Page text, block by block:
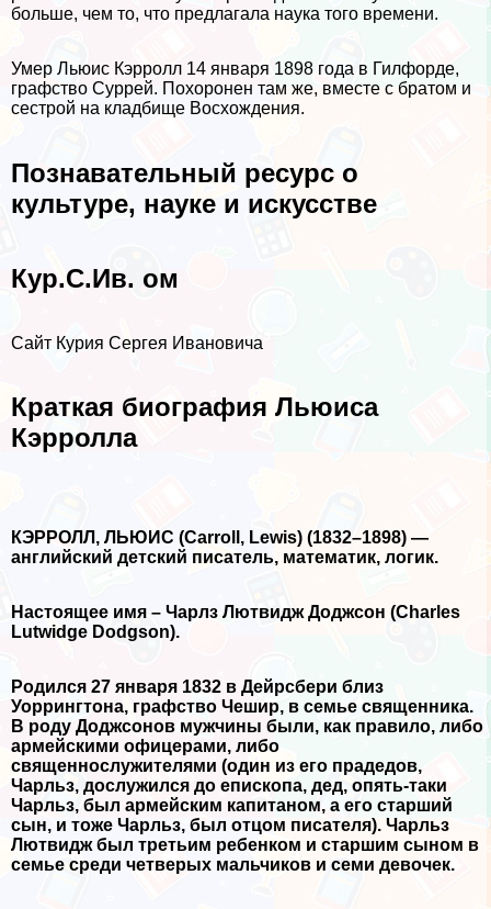
больше, чем то, что предлагала наука того времени.
Умер Льюис Кэрролл 14 января 1898 года в Гилфорде,
графство Суррей. Похоронен там же, вместе с братом и
сестрой на кладбище Восхождения.
Познавательный ресурс о
культуре, науке и искусстве
Кур.С.Ив. ом
Сайт Курия Сергея Ивановича
Краткая биография Льюиса
Кэрролла
КЭРРОЛЛ, ЛЬЮИС (Carroll, Lewis) (1832–1898) —
английский детский писатель, математик, логик.
Настоящее имя – Чарлз Лютвидж Доджсон (Charles
Lutwidge Dodgson).
Родился 27 января 1832 в Дейрсбери близ
Уоррингтона, графство Чешир, в семье священника.
В роду Доджсонов мужчины были, как правило, либо
армейскими офицерами, либо
священнослужителями (один из его прадедов,
Чарльз, дослужился до епископа, дед, опять-таки
Чарльз, был армейским капитаном, а его старший
сын, и тоже Чарльз, был отцом писателя). Чарльз
Лютвидж был третьим ребенком и старшим сыном в
семье среди четверых мальчиков и семи девочек.